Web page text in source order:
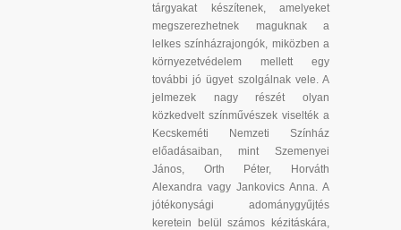
tárgyakat készítenek, amelyeket
megszerezhetnek maguknak a
lelkes színházrajongók, miközben a
környezetvédelem mellett egy
további jó ügyet szolgálnak vele. A
jelmezek nagy részét olyan
közkedvelt színművészek viselték a
Kecskeméti Nemzeti Színház
előadásaiban, mint Szemenyei
János, Orth Péter, Horváth
Alexandra vagy Jankovics Anna. A
jótékonysági adománygyűjtés
keretein belül számos kézitáskára,